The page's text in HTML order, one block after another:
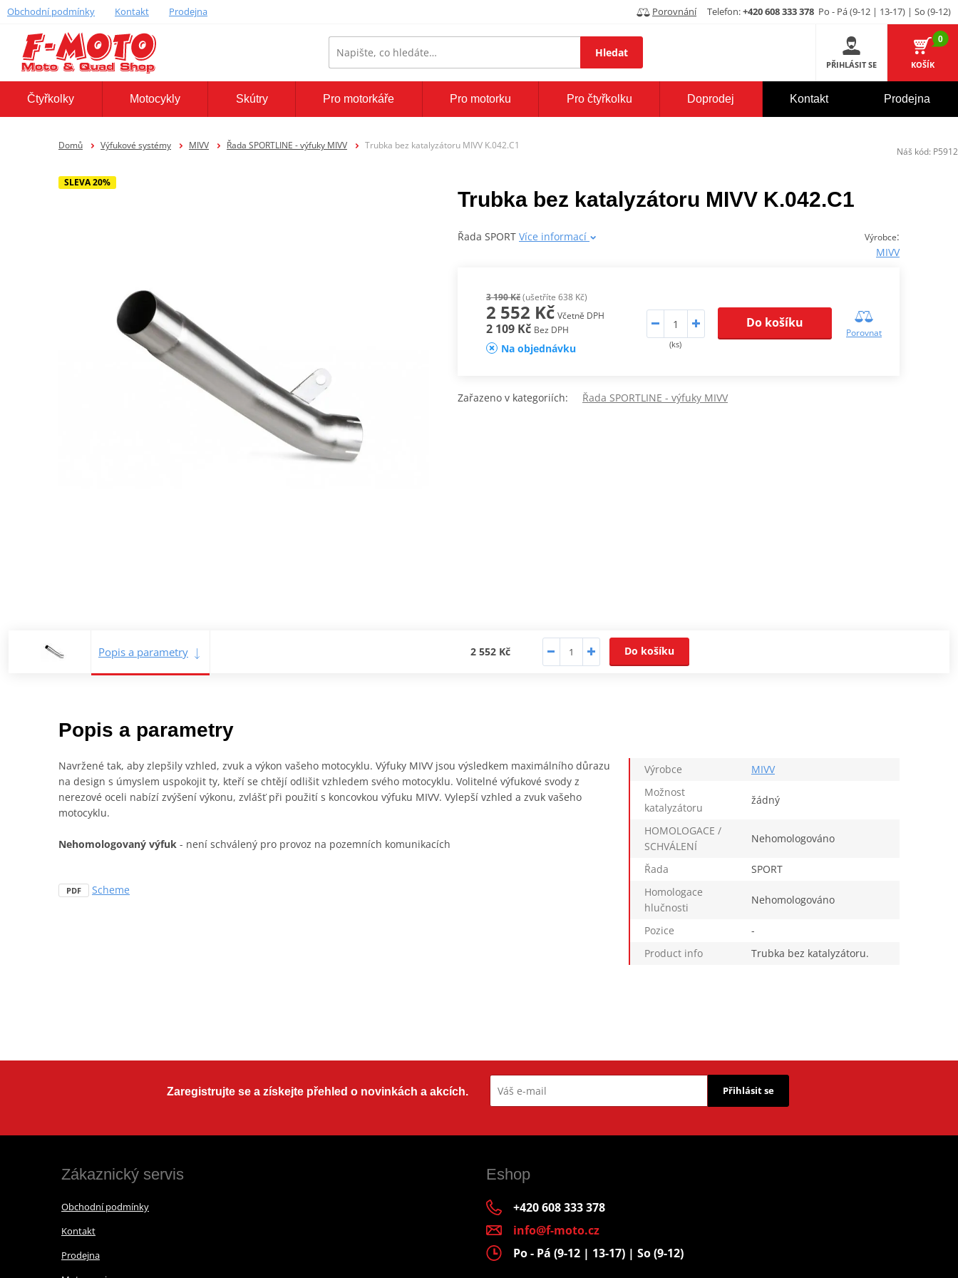
Obchodní podmínky Kontakt Prodejna Porovnání Telefon:+420 608 333 378 Po - Pá (9-12 | 13-17) | So (9-12)
Hledat
PŘIHLÁSIT SE
0
KOŠÍK
Čtyřkolky Motocykly Skútry Pro motorkáře Pro motorku Pro čtyřkolku Doprodej Kontakt Prodejna
Domů Výfukové systémy MIVV Řada SPORTLINE - výfuky MIVV Trubka bez katalyzátoru MIVV K.042.C1
SLEVA 20%
Trubka bez katalyzátoru MIVV K.042.C1
Výrobce:
MIVV
Řada SPORT Více informací
3 190 Kč(ušetříte 638 Kč)
2 552 Kč Včetně DPH
2 109 Kč Bez DPH
Na objednávku (ks)
Do košíku
Porovnat
Zařazeno v kategoriích: Řada SPORTLINE - výfuky MIVV
Popis a parametry 2 552 Kč Do košíku
Popis a parametry
Navržené tak, aby zlepšily vzhled, zvuk a výkon vašeho motocyklu. Výfuky MIVV jsou výsledkem maximálního důrazu
na design s úmyslem uspokojit ty, kteří se chtějí odlišit vzhledem svého motocyklu. Volitelné výfukové svody z
nerezové oceli nabízí zvýšení výkonu, zvlášť při použití s koncovkou výfuku MIVV. Vylepší vzhled a zvuk vašeho
motocyklu.
Nehomologovaný výfuk - není schválený pro provoz na pozemních komunikacích
PDF Scheme
Výrobce
MIVV
Možnost
katalyzátoru
žádný
HOMOLOGACE /
SCHVÁLENÍ
Nehomologováno
Řada
SPORT
Homologace
hlučnosti
Nehomologováno
Pozice
-
Product info
Trubka bez katalyzátoru.
Náš kód: P5912
Zaregistrujte se a získejte přehled o novinkách a akcích. Přihlásit se
Zákaznický servis
Obchodní podmínky
Kontakt
Prodejna
Eshop
+420 608 333 378
info@f-moto.cz
Po - Pá (9-12 | 13-17) | So (9-12)